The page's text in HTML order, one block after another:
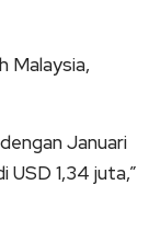
Malaysia,
Januari
USD 1,34 juta,”